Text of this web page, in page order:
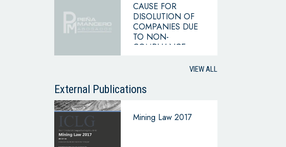
CAUSE FOR
DISOLUTION OF
COMPANIES DUE
TO NON-
COMPLIANCE
HYPOTHESIS OF
BUSINESS
VIEW ALL
External Publications
Mining Law 2017